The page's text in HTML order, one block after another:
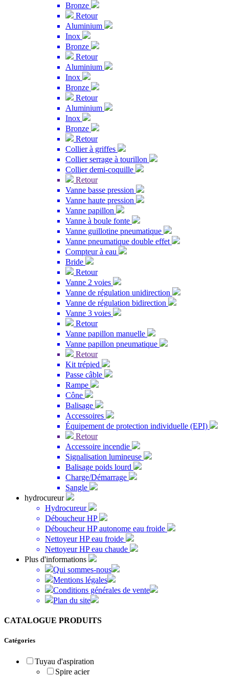
Bronze
Retour
Aluminium
Inox
Bronze
Retour
Aluminium
Inox
Bronze
Retour
Aluminium
Inox
Bronze
Retour
Collier à griffes
Collier serrage à tourillon
Collier demi-coquille
Retour
Vanne basse pression
Vanne haute pression
Vanne papillon
Vanne à boule fonte
Vanne guillotine pneumatique
Vanne pneumatique double effet
Compteur à eau
Bride
Retour
Vanne 2 voies
Vanne de régulation unidirection
Vanne de régulation bidirection
Vanne 3 voies
Retour
Vanne papillon manuelle
Vanne papillon pneumatique
Retour
Kit trépied
Passe câble
Rampe
Cône
Balisage
Accessoires
Équipement de protection individuelle (EPI)
Retour
Accessoire incendie
Signalisation lumineuse
Balisage poids lourd
Charge/Démarrage
Sangle
hydrocureur
Hydrocureur
Déboucheur HP
Déboucheur HP autonome eau froide
Nettoyeur HP eau froide
Nettoyeur HP eau chaude
Plus d'informations
Qui sommes-nous
Mentions légales
Conditions générales de vente
Plan du site
CATALOGUE PRODUITS
Catégories
Tuyau d'aspiration
Spire acier